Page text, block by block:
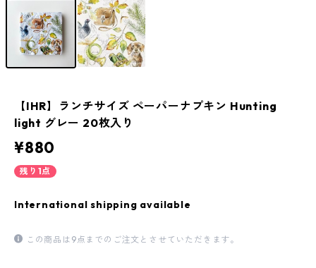
【IHR】ランチサイズ ペーパーナプキン Hunting
light グレー 20枚入り
¥880
残り1点
International shipping available
この商品は9点までのご注文とさせていただきます。